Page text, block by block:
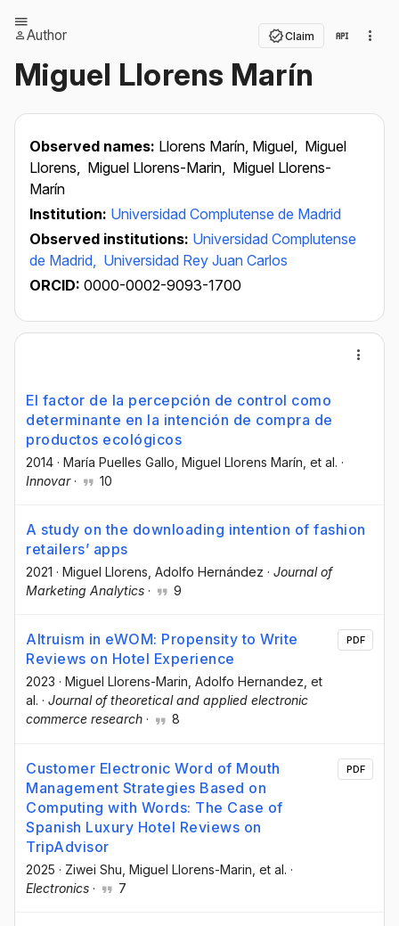
Author Claim
Miguel Llorens Marín
Observed names: Llorens Marín, Miguel, Miguel
Llorens, Miguel Llorens-Marin, Miguel Llorens-
Marín
Institution: Universidad Complutense de Madrid
Observed institutions: Universidad Complutense
de Madrid, Universidad Rey Juan Carlos
ORCID: 0000-0002-9093-1700
El factor de la percepción de control como
determinante en la intención de compra de
productos ecológicos
2014 · María Puelles Gallo , Miguel Llorens Marín , et al. ·
Innovar· 10
A study on the downloading intention of fashion
retailers’ apps
2021 · Miguel Llorens , Adolfo Hernández · Journal of
Marketing Analytics · 9
Altruism in eWOM: Propensity to Write
Reviews on Hotel Experience
2023 · Miguel Llorens-Marin , Adolfo Hernandez , et
al. · Journal of theoretical and applied electronic
commerce research · 8
PDF
Customer Electronic Word of Mouth
Management Strategies Based on
Computing with Words: The Case of
Spanish Luxury Hotel Reviews on
TripAdvisor
2025 · Ziwei Shu , Miguel Llorens-Marin , et al. ·
Electronics · 7
PDF